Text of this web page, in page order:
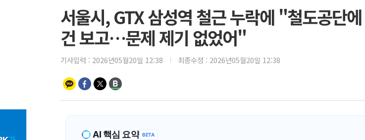
AIA
와
서울시, GTX 삼성역 철근 누락에 "철도공단
건 보고…문제 제기 없었어"
기사입력 : 2026년05월20일 12:38 최종수정 : 2026년05월20일 12:38
AI 핵심 요약 BETA